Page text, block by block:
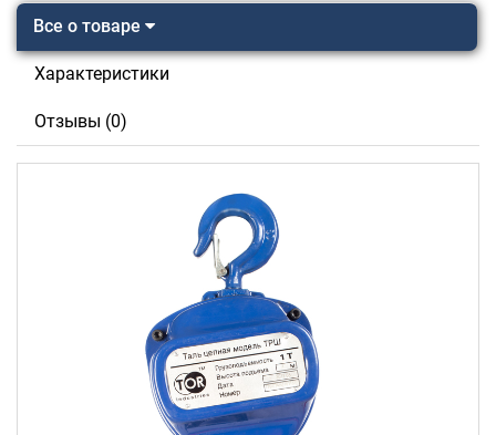
Все о товаре
Характеристики
Отзывы (0)